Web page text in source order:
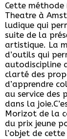
Cette méthode
Theatre à
ludique qui
suite de la
artistique. La
d’outils qui
autodiscipline
clarté des
d’apprendre
au service des
dans la
Morizot de la
du prix jeune
l’objet de